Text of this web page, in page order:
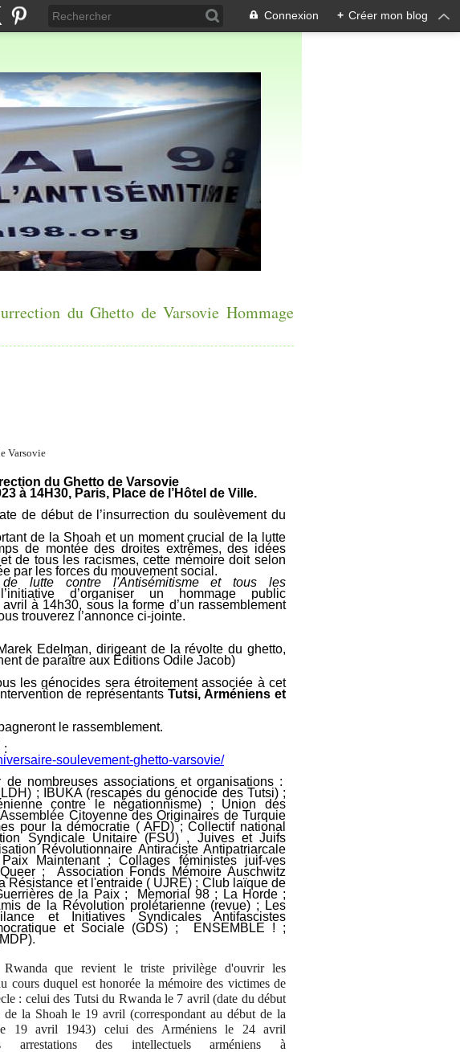
Connexion + Créer mon blog
du Ghetto de Varsovie Hommage
du Ghetto de Varsovie
à 14H30, Paris, Place de l’Hôtel de Ville.
de début de l’insurrection du soulèvement du
de la Shoah et un moment crucial de la lutte
de montée des droites extrêmes, des idées
de tous les racismes, cette mémoire doit selon
par les forces du mouvement social.
de lutte contre l'Antisémitisme et tous les
d’organiser un hommage public
à 14h30, sous la forme d’un rassemblement
trouverez l’annonce ci-jointe.
Edelman, dirigeant de la révolte du ghetto,
de paraître aux Éditions Odile Jacob)
les génocides sera étroitement associée à cet
de représentants Tutsi, Arméniens et
le rassemblement.
:
soulevement-ghetto-varsovie/
nombreuses associations et organisations :
; IBUKA (rescapés du génocide des Tutsi) ;
contre le négationnisme) ; Union des
Citoyenne des Originaires de Turquie
pour la démocratie ( AFD) ; Collectif national
Syndicale Unitaire (FSU) , Juives et Juifs
Révolutionnaire Antiraciste Antipatriarcale
Maintenant ; Collages féministes juif-ves
; Association Fonds Mémoire Auschwitz
Résistance et l'entraide ( UJRE) ; Club laïque de
de la Paix ; Memorial 98 ; La Horde ;
de la Révolution prolétarienne (revue) ; Les
et Initiatives Syndicales Antifascistes
et Sociale (GDS) ; ENSEMBLE ! ;
.
que revient le triste privilège d'ouvrir les
cours duquel est honorée la mémoire des victimes de
: celui des Tutsi du Rwanda le 7 avril (date du début
la Shoah le 19 avril (correspondant au début de la
19 avril 1943) celui des Arméniens le 24 avril
arrestations des intellectuels arméniens à